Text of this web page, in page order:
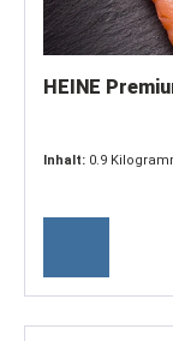
HEINE
Inhalt: 0.9